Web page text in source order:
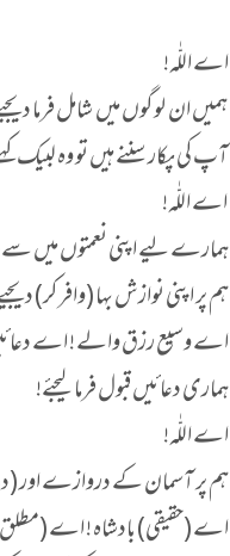
اے اللّٰہ!
ہمیں ان لوگوں میں شامل فرما
آپ کی پکار سننے ہیں تو وہ
اے اللّٰہ!
ہمارے لیے اپنی نعمتوں میں سے
ہم پر اپنی نوازش بہا (وافر
اے وسیع رزق والے ! اے
ہماری دعائیں قبول فرما لیجئے!
اے اللّٰہ!
ہم پر آسمان کے دروازے اور
اے (حقیقی) بادشاہ ! اے